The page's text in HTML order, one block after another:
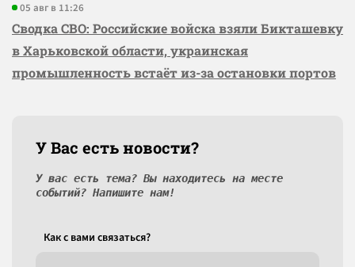
05 авг в 11:26
Сводка СВО: Российские войска взяли Бикташевку
в Харьковской области, украинская
промышленность встаёт из-за остановки портов
У Вас есть новости?
У вас есть тема? Вы находитесь на месте
событий? Напишите нам!
Как c вами связаться?